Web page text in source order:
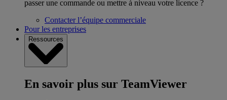
passer une commande ou mettre à niveau votre licence ?
Contacter l’équipe commerciale
Pour les entreprises
Ressources
En savoir plus sur TeamViewer